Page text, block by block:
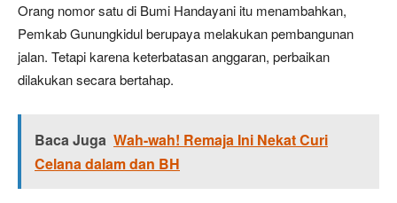
Orang nomor satu di Bumi Handayani itu menambahkan,
Pemkab Gunungkidul berupaya melakukan pembangunan
jalan. Tetapi karena keterbatasan anggaran, perbaikan
dilakukan secara bertahap.
Baca Juga Wah-wah! Remaja Ini Nekat Curi
Celana dalam dan BH